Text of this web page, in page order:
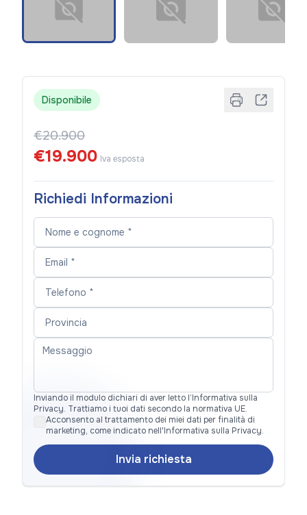
Disponibile
€20.900
€19.900 Iva esposta
Richiedi Informazioni
Inviando il modulo dichiari di aver letto l’Informativa sulla
Privacy. Trattiamo i tuoi dati secondo la normativa UE.
Acconsento al trattamento dei miei dati per finalità di
marketing, come indicato nell'Informativa sulla Privacy.
Invia richiesta